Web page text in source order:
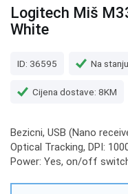
Logitech Miš
White
ID: 36595 Na stanju
Cijena dostave: 8KM
Bezicni, USB (Nano
Optical Tracking, DPI:
Power: Yes, on/off